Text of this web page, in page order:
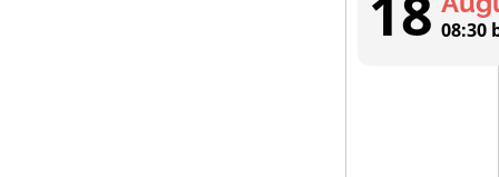
08:30